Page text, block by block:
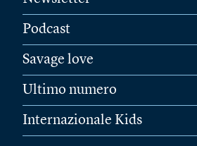
Podcast
Savage love
Ultimo numero
Internazionale Kids